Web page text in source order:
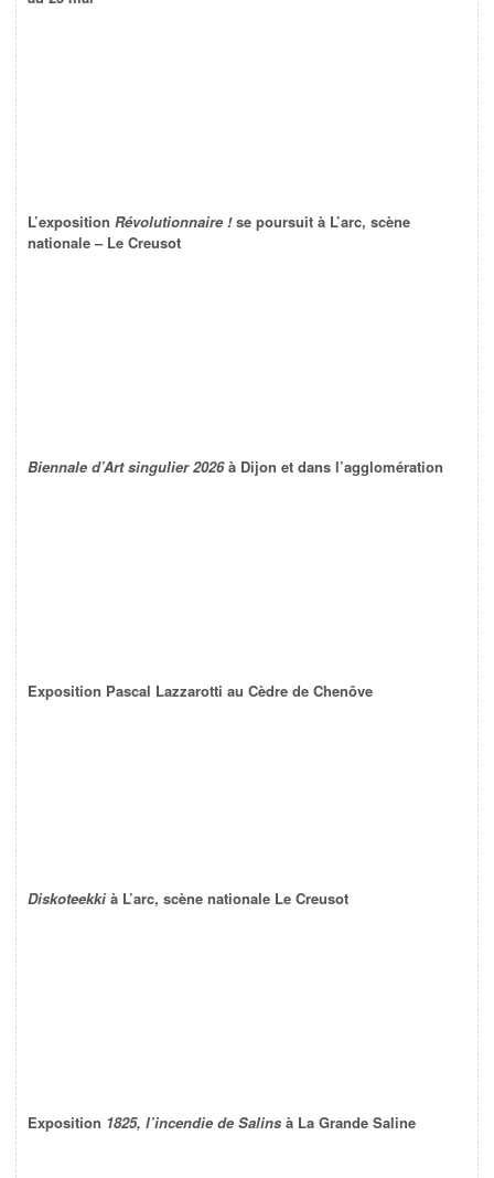
L’exposition Révolutionnaire !se poursuit à L’arc, scène
nationale – Le Creusot
Biennale d’Art singulier 2026à Dijon et dans l’agglomération
Exposition Pascal Lazzarotti au Cèdre de Chenôve
Diskoteekki à L’arc, scène nationale Le Creusot
Exposition 1825, l’incendie de Salins à La Grande Saline